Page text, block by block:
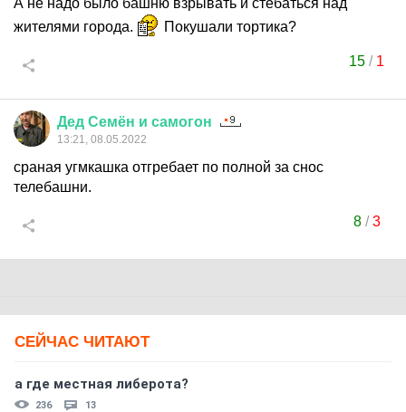
А не надо было башню взрывать и стебаться над
жителями города.
Покушали тортика?
15 / 1
Дед Семён и самогон
13:21, 08.05.2022
сраная угмкашка отгребает по полной за снос
телебашни.
8/3
СЕЙЧАС ЧИТАЮТ
а где местная либерота?
236 13